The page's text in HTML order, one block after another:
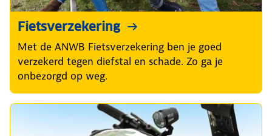
Fietsverzekering
Met de ANWB Fietsverzekering ben je goed
verzekerd tegen diefstal en schade. Zo ga je
onbezorgd op weg.